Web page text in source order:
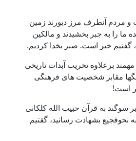
و مردم آنطرف مرز دیورند زمین
ما را به جبر بخشیدند و مالکین
گفتیم خیر است. صبر بخدا کردیم.
برعلاوه تخریب آبدات تاریخی
مقابر شخصیت های فرهنگی
است!
سوگند به قرآن حبیب الله کلکانی
نحوفجیع بشهادت رسانید، گقتیم